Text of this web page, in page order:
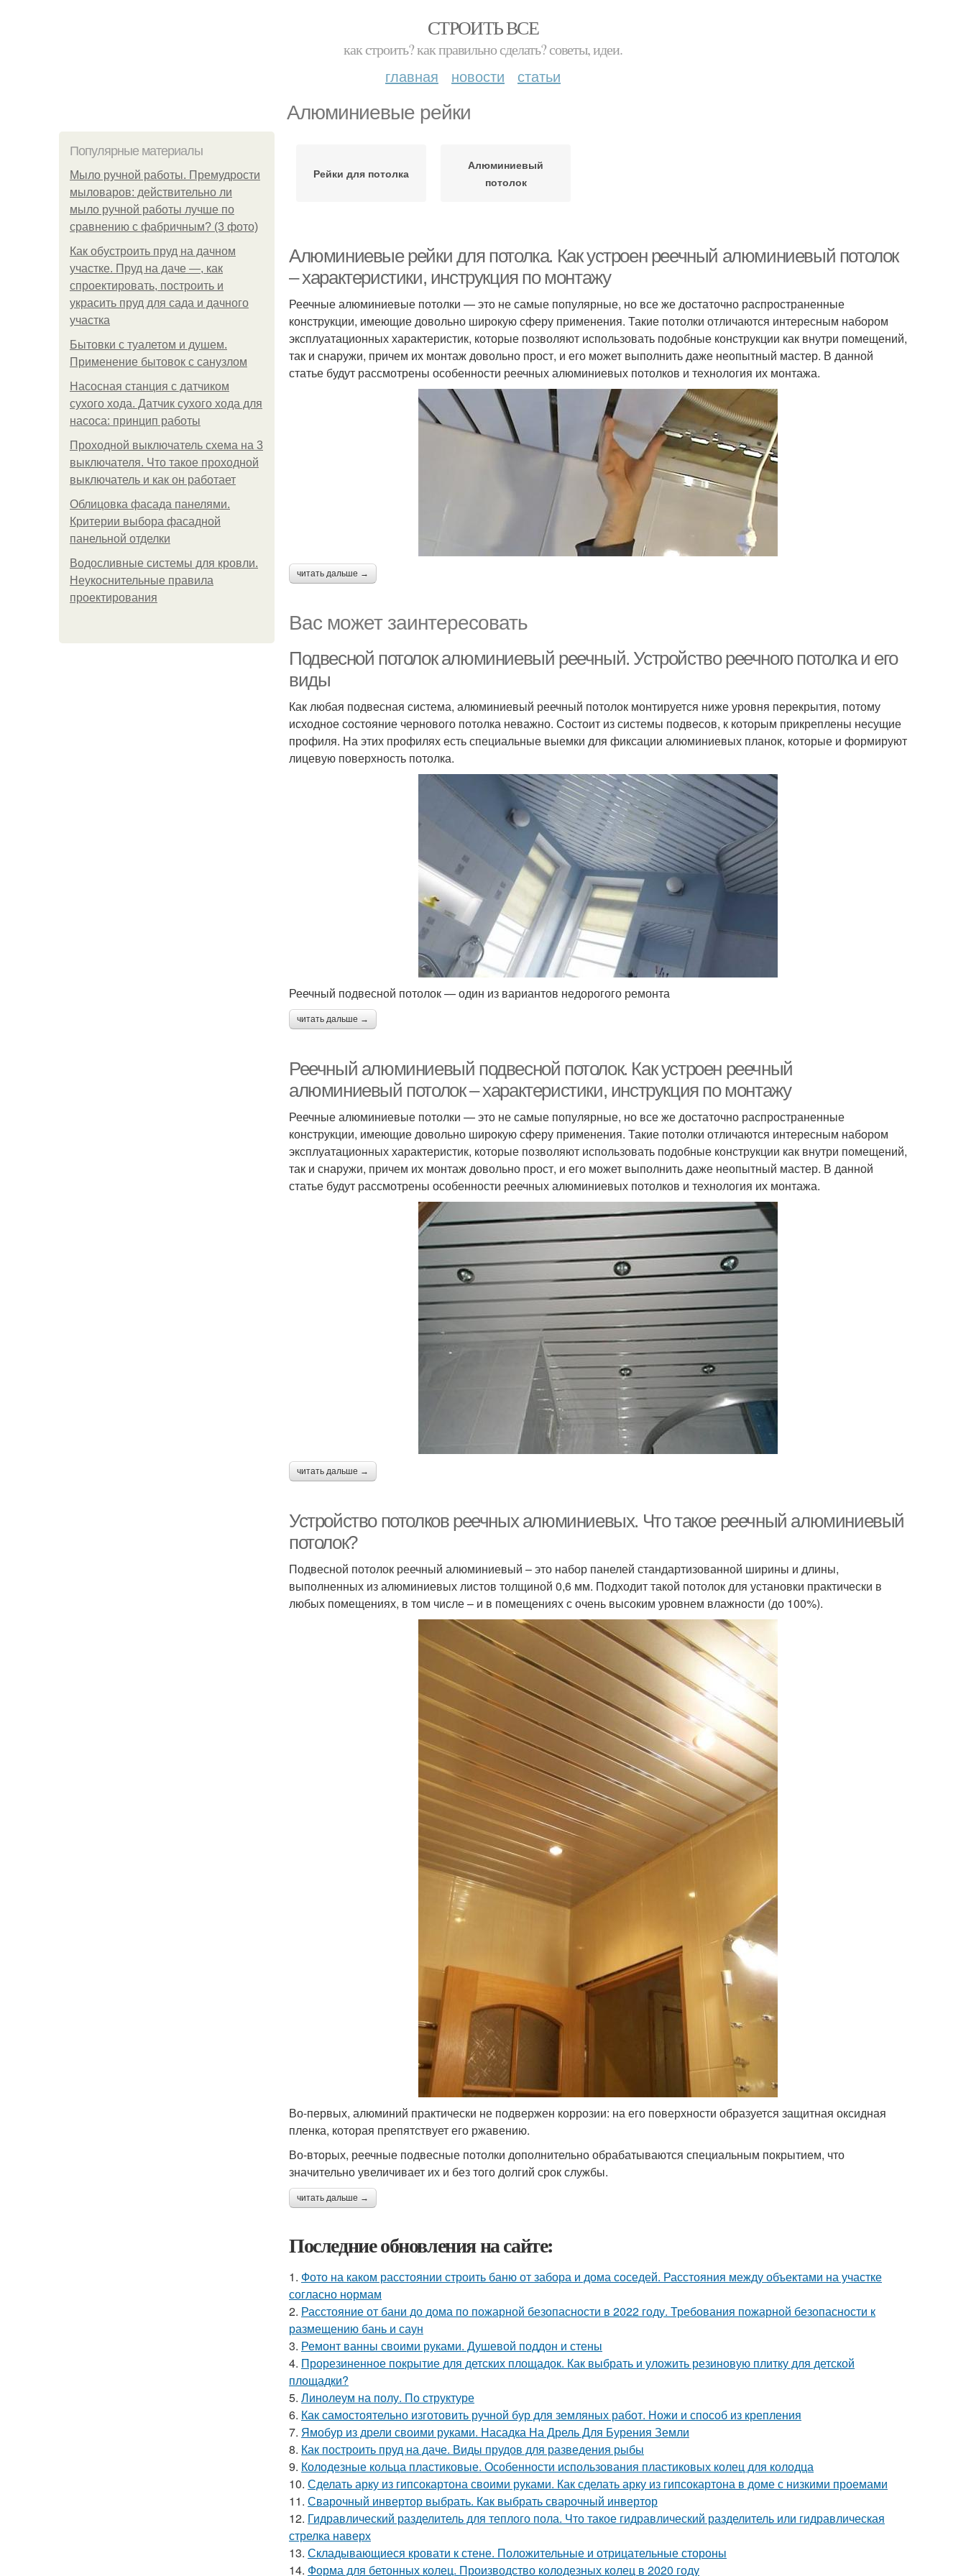
СТРОИТЬ ВСЕ
как строить? как правильно сделать? советы, идеи.
главная новости статьи
Алюминиевые рейки
Популярные материалы
Мыло ручной работы. Премудрости
мыловаров: действительно ли
мыло ручной работы лучше по
сравнению с фабричным? (3 фото)
Как обустроить пруд на дачном
участке. Пруд на даче —, как
спроектировать, построить и
украсить пруд для сада и дачного
участка
Бытовки с туалетом и душем.
Применение бытовок с санузлом
Насосная станция с датчиком
сухого хода. Датчик сухого хода для
насоса: принцип работы
Проходной выключатель схема на 3
выключателя. Что такое проходной
выключатель и как он работает
Облицовка фасада панелями.
Критерии выбора фасадной
панельной отделки
Водосливные системы для кровли.
Неукоснительные правила
проектирования
Рейки для потолка
Алюминиевый
потолок
Алюминиевые рейки для потолка. Как устроен реечный алюминиевый потолок
– характеристики, инструкция по монтажу
Реечные алюминиевые потолки — это не самые популярные, но все же достаточно распространенные
конструкции, имеющие довольно широкую сферу применения. Такие потолки отличаются интересным набором
эксплуатационных характеристик, которые позволяют использовать подобные конструкции как внутри помещений,
так и снаружи, причем их монтаж довольно прост, и его может выполнить даже неопытный мастер. В данной
статье будут рассмотрены особенности реечных алюминиевых потолков и технология их монтажа.
читать дальше →
Вас может заинтересовать
Подвесной потолок алюминиевый реечный. Устройство реечного потолка и его
виды
Как любая подвесная система, алюминиевый реечный потолок монтируется ниже уровня перекрытия, потому
исходное состояние чернового потолка неважно. Состоит из системы подвесов, к которым прикреплены несущие
профиля. На этих профилях есть специальные выемки для фиксации алюминиевых планок, которые и формируют
лицевую поверхность потолка.
Реечный подвесной потолок — один из вариантов недорогого ремонта
читать дальше →
Реечный алюминиевый подвесной потолок. Как устроен реечный
алюминиевый потолок – характеристики, инструкция по монтажу
Реечные алюминиевые потолки — это не самые популярные, но все же достаточно распространенные
конструкции, имеющие довольно широкую сферу применения. Такие потолки отличаются интересным набором
эксплуатационных характеристик, которые позволяют использовать подобные конструкции как внутри помещений,
так и снаружи, причем их монтаж довольно прост, и его может выполнить даже неопытный мастер. В данной
статье будут рассмотрены особенности реечных алюминиевых потолков и технология их монтажа.
читать дальше →
Устройство потолков реечных алюминиевых. Что такое реечный алюминиевый
потолок?
Подвесной потолок реечный алюминиевый – это набор панелей стандартизованной ширины и длины,
выполненных из алюминиевых листов толщиной 0,6 мм. Подходит такой потолок для установки практически в
любых помещениях, в том числе – и в помещениях с очень высоким уровнем влажности (до 100%).
Во-первых, алюминий практически не подвержен коррозии: на его поверхности образуется защитная оксидная
пленка, которая препятствует его ржавению.
Во-вторых, реечные подвесные потолки дополнительно обрабатываются специальным покрытием, что
значительно увеличивает их и без того долгий срок службы.
читать дальше →
Последние обновления на сайте:
1. Фото на каком расстоянии строить баню от забора и дома соседей. Расстояния между объектами на участке
согласно нормам
2. Расстояние от бани до дома по пожарной безопасности в 2022 году. Требования пожарной безопасности к
размещению бань и саун
3. Ремонт ванны своими руками. Душевой поддон и стены
4. Прорезиненное покрытие для детских площадок. Как выбрать и уложить резиновую плитку для детской
площадки?
5. Линолеум на полу. По структуре
6. Как самостоятельно изготовить ручной бур для земляных работ. Ножи и способ из крепления
7. Ямобур из дрели своими руками. Насадка На Дрель Для Бурения Земли
8. Как построить пруд на даче. Виды прудов для разведения рыбы
9. Колодезные кольца пластиковые. Особенности использования пластиковых колец для колодца
10. Сделать арку из гипсокартона своими руками. Как сделать арку из гипсокартона в доме с низкими проемами
11. Сварочный инвертор выбрать. Как выбрать сварочный инвертор
12. Гидравлический разделитель для теплого пола. Что такое гидравлический разделитель или гидравлическая
стрелка наверх
13. Складывающиеся кровати к стене. Положительные и отрицательные стороны
14. Форма для бетонных колец. Производство колодезных колец в 2020 году